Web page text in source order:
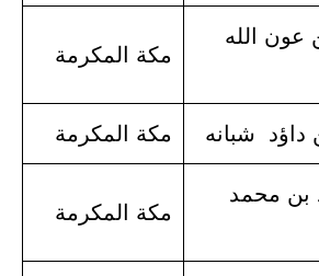
عون الله
مكة المكرمة
داؤد شبانه مكة المكرمة
بن محمد
مكة المكرمة